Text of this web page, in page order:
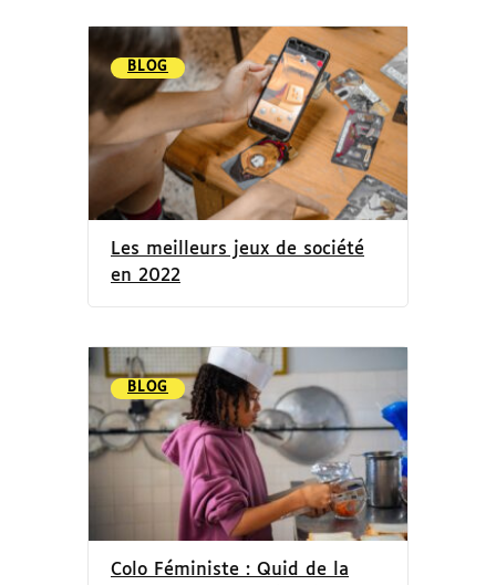
BLOG
Les meilleurs jeux de société
en 2022
BLOG
Colo Féministe : Quid de la